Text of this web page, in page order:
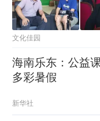
文化佳园
海南乐东：公益
多彩暑假
新华社